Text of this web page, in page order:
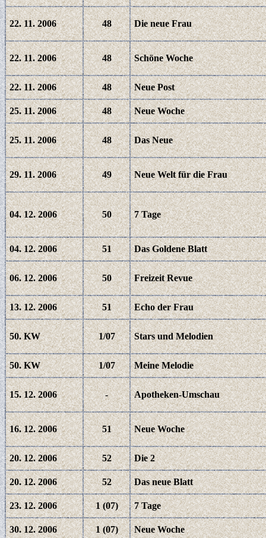
22. 11. 2006 48 Die neue Frau
22. 11. 2006 48 Schöne Woche
22. 11. 2006 48 Neue Post
25. 11. 2006 48 Neue Woche
25. 11. 2006 48 Das Neue
29. 11. 2006 49 Neue Welt für die Frau
04. 12. 2006 50 7 Tage
04. 12. 2006 51 Das Goldene Blatt
06. 12. 2006 50 Freizeit Revue
13. 12. 2006 51 Echo der Frau
50. KW 1/07 Stars und Melodien
50. KW 1/07 Meine Melodie
15. 12. 2006 - Apotheken-Umschau
16. 12. 2006 51 Neue Woche
20. 12. 2006 52 Die 2
20. 12. 2006 52 Das neue Blatt
23. 12. 2006 1 (07) 7 Tage
30. 12. 2006 1 (07) Neue Woche